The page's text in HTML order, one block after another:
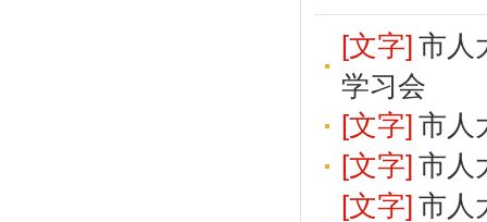
[文字] 市人
学习会
[文字] 市人
[文字] 市人
[文字] 市人